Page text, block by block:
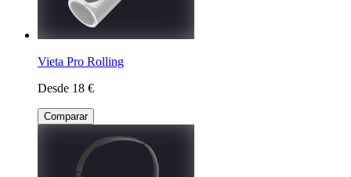
Vieta Pro Rolling
Desde 18 €
Comparar